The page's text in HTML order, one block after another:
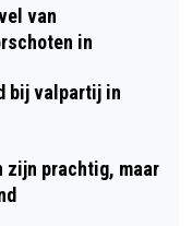
van
in
bij valpartij in
zijn prachtig, maar